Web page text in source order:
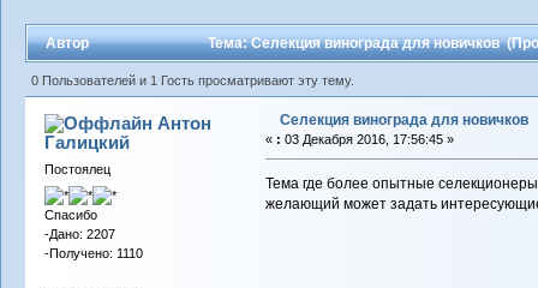
Автор Тема: Селекция винограда для новичков
0 Пользователей и 1 Гость просматривают эту тему.
Антон
Галицкий
Постоялец
Спасибо
-Дано: 2207
-Получено: 1110
Селекция винограда для новичков
« : 03 Декабря 2016, 17:56:45 »
Тема где более опытные
желающий может задать